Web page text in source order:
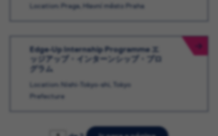
Location: Praga, Hlavní město Praha
Edge-Up Internship Programme エ
ッジアップ・インターンシップ・プロ
グラム
Location: Nishi-Tokyo-shi, Tokyo
Prefecture